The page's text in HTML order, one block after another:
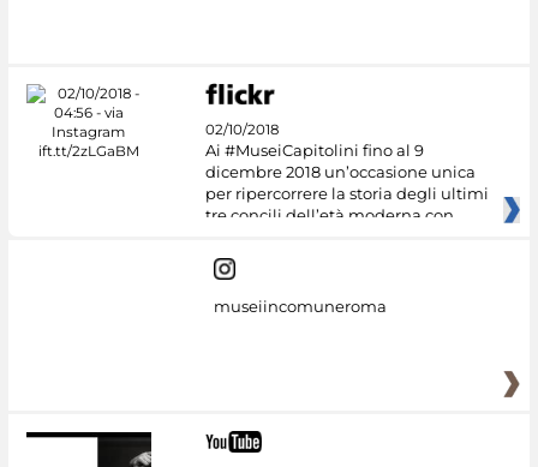
02/10/2018
Ai #MuseiCapitolini fino al 9
dicembre 2018 un’occasione unica
per ripercorrere la storia degli ultimi
tre concili dell’età moderna con
museiincomuneroma